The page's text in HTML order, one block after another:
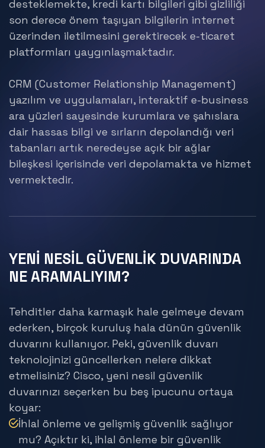
desteklemekte, kredi kartı bilgileri gibi gizliliği
son derece önem taşıyan bilgilerin internet
üzerinden iletilmesini gerektirecek e-ticaret
platformları yaygınlaşmaktadır.
CRM (Customer Relationship Management)
yazılım ve uygulamaları, interaktif e-business
ara yüzleri sayesinde kurumlara ve şahıslara
dair hassas bilgi ve sırların depolandığı veri
tabanları artık neredeyse açık bir ağlar
bileşkesi içerisinde veri depolamakta ve hizmet
vermektedir.
YENİ NESİL GÜVENLİK DUVARINDA
NE ARAMALIYIM?
Tehditler daha karmaşık hale gelmeye devam
ederken, birçok kuruluş hala dünün güvenlik
duvarını kullanıyor. Peki, güvenlik duvarı
teknolojinizi güncellerken nelere dikkat
etmelisiniz? Cisco, yeni nesil güvenlik
duvarınızı seçerken bu beş ipucunu ortaya
koyar:
İhlal önleme ve gelişmiş güvenlik sağlıyor
mu? Açıktır ki, ihlal önleme bir güvenlik